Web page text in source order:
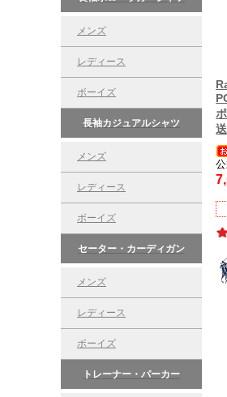
メンズ
レディース
ボーイズ
長袖カジュアルシャツ
メンズ
レディース
ボーイズ
セーター・カーディガン
メンズ
レディース
ボーイズ
トレーナー・パーカー